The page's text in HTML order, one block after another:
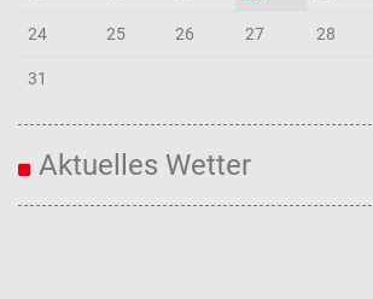
24 25 26 27 28
31
Aktuelles Wetter